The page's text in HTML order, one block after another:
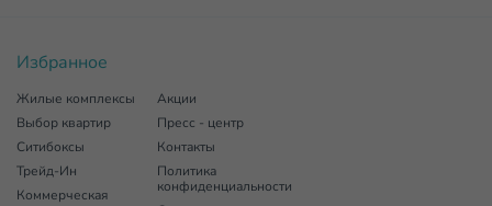
Избранное
Жилые комплексы
Выбор квартир
Ситибоксы
Трейд-Ин
Коммерческая
Акции
Пресс - центр
Контакты
Политика
конфиденциальности